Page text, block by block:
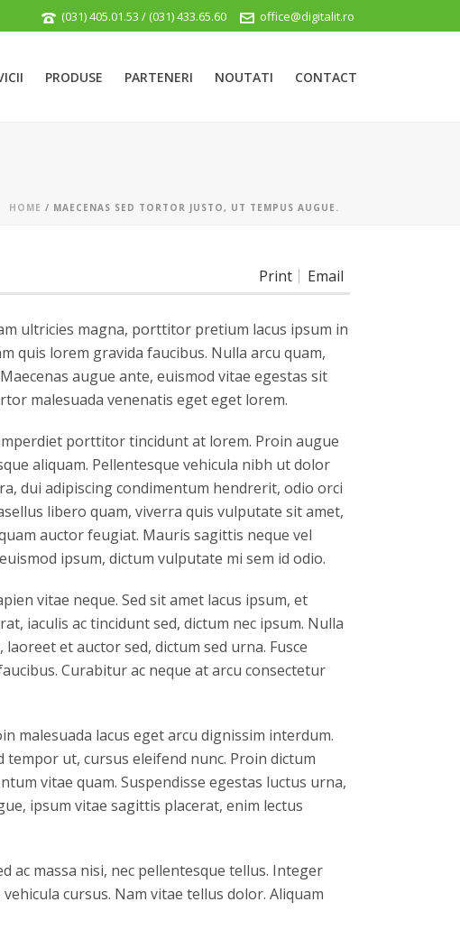
(031) 405.01.53 / (031) 433.65.60 office@digitalit.ro
PRODUSE PARTENERI NOUTATI CONTACT
HOME / MAECENAS SED TORTOR JUSTO, UT TEMPUS AUGUE.
Print Email
ultricies magna, porttitor pretium lacus ipsum in
quis lorem gravida faucibus. Nulla arcu quam,
augue ante, euismod vitae egestas sit
malesuada venenatis eget eget lorem.
porttitor tincidunt at lorem. Proin augue
aliquam. Pellentesque vehicula nibh ut dolor
dui adipiscing condimentum hendrerit, odio orci
libero quam, viverra quis vulputate sit amet,
auctor feugiat. Mauris sagittis neque vel
ipsum, dictum vulputate mi sem id odio.
vitae neque. Sed sit amet lacus ipsum, et
iaculis ac tincidunt sed, dictum nec ipsum. Nulla
et auctor sed, dictum sed urna. Fusce
Curabitur ac neque at arcu consectetur
malesuada lacus eget arcu dignissim interdum.
ut, cursus eleifend nunc. Proin dictum
vitae quam. Suspendisse egestas luctus urna,
ipsum vitae sagittis placerat, enim lectus
ac massa nisi, nec pellentesque tellus. Integer
cursus. Nam vitae tellus dolor. Aliquam